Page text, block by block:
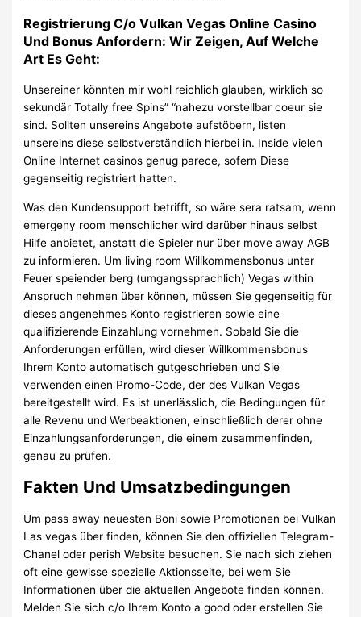
Registrierung C/o Vulkan Vegas Online Casino
Und Bonus Anfordern: Wir Zeigen, Auf Welche
Art Es Geht:
Unsereiner könnten mir wohl reichlich glauben, wirklich so
sekundär Totally free Spins” “nahezu vorstellbar coeur sie
sind. Sollten unsereins Angebote aufstöbern, listen
unsereins diese selbstverständlich hierbei in. Inside vielen
Online Internet casinos genug parece, sofern Diese
gegenseitig registriert hatten.
Was den Kundensupport betrifft, so wäre sera ratsam, wenn
emergeny room menschlicher wird darüber hinaus selbst
Hilfe anbietet, anstatt die Spieler nur über move away AGB
zu informieren. Um living room Willkommensbonus unter
Feuer speiender berg (umgangssprachlich) Vegas within
Anspruch nehmen über können, müssen Sie gegenseitig für
dieses angenehmes Konto registrieren sowie eine
qualifizierende Einzahlung vornehmen. Sobald Sie die
Anforderungen erfüllen, wird dieser Willkommensbonus
Ihrem Konto automatisch gutgeschrieben und Sie
verwenden einen Promo-Code, der des Vulkan Vegas
bereitgestellt wird. Es ist unerlässlich, die Bedingungen für
alle Revenu und Werbeaktionen, einschließlich derer ohne
Einzahlungsanforderungen, die einem zusammenfinden,
genau zu prüfen.
Fakten Und Umsatzbedingungen
Um pass away neuesten Boni sowie Promotionen bei Vulkan
Las vegas über finden, können Sie den offiziellen Telegram-
Chanel oder perish Website besuchen. Sie nach sich ziehen
oft eine gewisse spezielle Aktionsseite, bei wem Sie
Informationen über die aktuellen Angebote finden können.
Melden Sie sich c/o Ihrem Konto a good oder erstellen Sie